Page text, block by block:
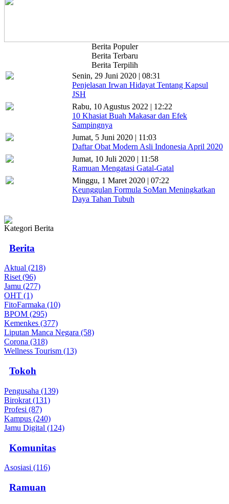
Berita Populer
Berita Terbaru
Berita Terpilih
Senin, 29 Juni 2020 | 08:31
Penjelasan Irwan Hidayat Tentang Kapsul
JSH
Rabu, 10 Agustus 2022 | 12:22
10 Khasiat Buah Makasar dan Efek
Sampingnya
Jumat, 5 Juni 2020 | 11:03
Daftar Obat Modern Asli Indonesia April 2020
Jumat, 10 Juli 2020 | 11:58
Ramuan Mengatasi Gatal-Gatal
Minggu, 1 Maret 2020 | 07:22
Keunggulan Formula SoMan Meningkatkan
Daya Tahan Tubuh
Kategori Berita
Berita
Aktual (218)
Riset (96)
Jamu (277)
OHT (1)
FitoFarmaka (10)
BPOM (295)
Kemenkes (377)
Liputan Manca Negara (58)
Corona (318)
Wellness Tourism (13)
Tokoh
Pengusaha (139)
Birokrat (131)
Profesi (87)
Kampus (240)
Jamu Digital (124)
Komunitas
Asosiasi (116)
Ramuan